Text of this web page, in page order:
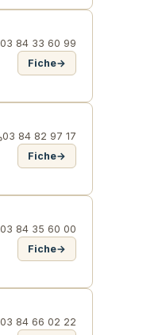
03 84 33 60 99
Fiche→
03 84 82 97 17
Fiche→
03 84 35 60 00
Fiche→
03 84 66 02 22